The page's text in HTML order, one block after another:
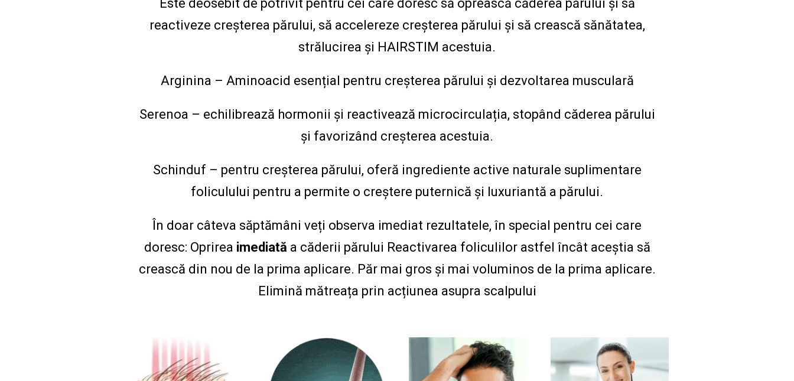
Este deosebit de potrivit pentru cei care doresc să oprească căderea părului și să
reactiveze creșterea părului, să accelereze creșterea părului și să crească sănătatea,
strălucirea și HAIRSTIM acestuia.
Arginina – Aminoacid esențial pentru creșterea părului și dezvoltarea musculară
Serenoa – echilibrează hormonii și reactivează microcirculația, stopând căderea părului
și favorizând creșterea acestuia.
Schinduf – pentru creșterea părului, oferă ingrediente active naturale suplimentare
foliculului pentru a permite o creștere puternică și luxuriantă a părului.
În doar câteva săptămâni veți observa imediat rezultatele, în special pentru cei care
doresc: Oprirea imediată a căderii părului Reactivarea foliculilor astfel încât aceștia să
crească din nou de la prima aplicare. Păr mai gros și mai voluminos de la prima aplicare.
Elimină mătreața prin acțiunea asupra scalpului